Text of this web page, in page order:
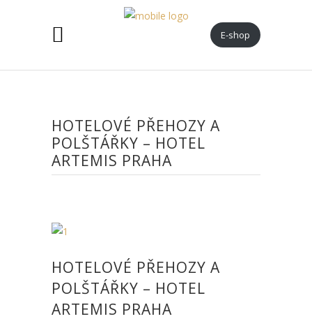
E-shop
HOTELOVÉ PŘEHOZY A
POLŠTÁŘKY – HOTEL
ARTEMIS PRAHA
HOTELOVÉ PŘEHOZY A
POLŠTÁŘKY – HOTEL
ARTEMIS PRAHA